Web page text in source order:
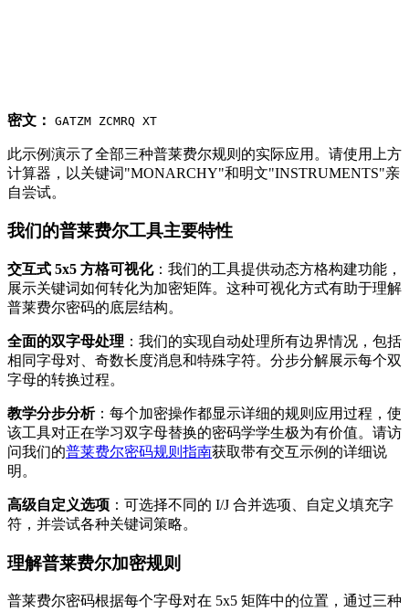
密文： GATZM ZCMRQ XT
此示例演示了全部三种普莱费尔规则的实际应用。请使用上方
计算器，以关键词"MONARCHY"和明文"INSTRUMENTS"亲
自尝试。
我们的普莱费尔工具主要特性
交互式 5x5 方格可视化：我们的工具提供动态方格构建功能，
展示关键词如何转化为加密矩阵。这种可视化方式有助于理解
普莱费尔密码的底层结构。
全面的双字母处理 ：我们的实现自动处理所有边界情况，包括
相同字母对、奇数长度消息和特殊字符。分步分解展示每个双
字母的转换过程。
教学分步分析：每个加密操作都显示详细的规则应用过程，使
该工具对正在学习双字母替换的密码学学生极为有价值。请访
问我们的普莱费尔密码规则指南获取带有交互示例的详细说
明。
高级自定义选项 ：可选择不同的 I/J 合并选项、自定义填充字
符，并尝试各种关键词策略。
理解普莱费尔加密规则
普莱费尔密码根据每个字母对在 5x5 矩阵中的位置，通过三种